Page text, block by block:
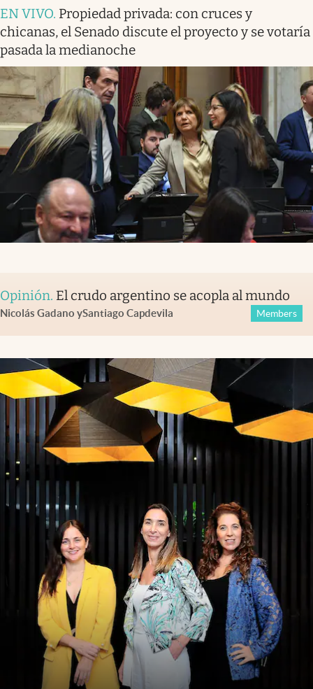
EN VIVO. Propiedad privada: con cruces y
chicanas, el Senado discute el proyecto y se votaría
pasada la medianoche
Opinión. El crudo argentino se acopla al mundo
Nicolás Gadano ySantiago Capdevila Members